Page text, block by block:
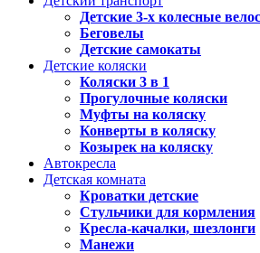
Детские 3-х колесные
Беговелы
Детские самокаты
Детские коляски
Коляски 3 в 1
Прогулочные коляски
Муфты на коляску
Конверты в коляску
Козырек на коляску
Автокресла
Детская комната
Кроватки детские
Стульчики для кормления
Кресла-качалки, шезлонги
Манежи